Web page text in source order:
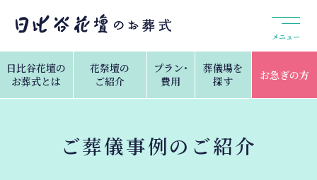
メニュー
日比谷花壇の
お葬式とは
花祭壇の
ご紹介
プラン・
費用
葬儀場を
探す
お急ぎの方
ご葬儀事例のご紹介